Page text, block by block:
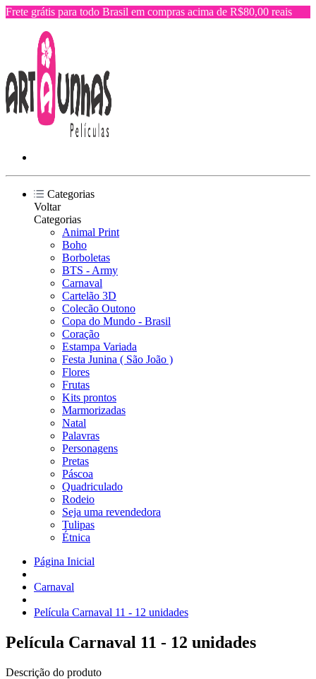
Frete grátis para todo Brasil em compras acima de R$80,00 reais
Categorias
Voltar
Categorias
Animal Print
Boho
Borboletas
BTS - Army
Carnaval
Cartelão 3D
Colecão Outono
Copa do Mundo - Brasil
Coração
Estampa Variada
Festa Junina ( São João )
Flores
Frutas
Kits prontos
Marmorizadas
Natal
Palavras
Personagens
Pretas
Páscoa
Quadriculado
Rodeio
Seja uma revendedora
Tulipas
Étnica
Página Inicial
Carnaval
Película Carnaval 11 - 12 unidades
Película Carnaval 11 - 12 unidades
Descrição do produto